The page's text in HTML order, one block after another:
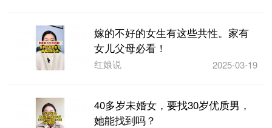
嫁的不好的女生有这些共性。家有
女儿父母必看！
红娘说 2025-03-19
40多岁未婚女，要找30岁优质男，
她能找到吗？